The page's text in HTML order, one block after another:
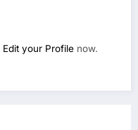
Edit your Profile now.